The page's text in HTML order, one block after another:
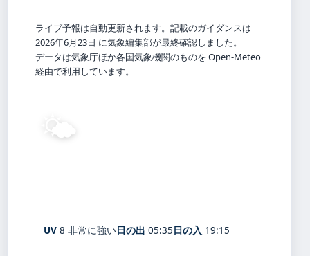
ライブ予報は自動更新されます。記載のガイダンスは
2026年6月23日 に気象編集部が最終確認しました。
データは気象庁ほか各国気象機関のものを Open-Meteo
経由で利用しています。
🌤️
UV 8 非常に強い日の出 05:35日の入 19:15